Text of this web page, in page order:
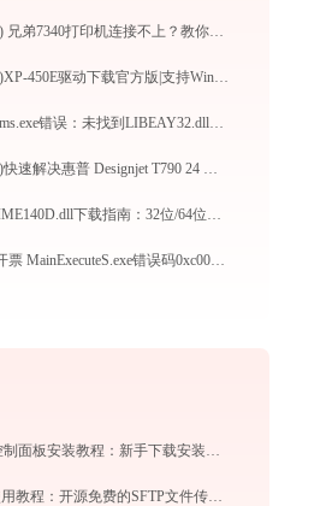
(2026最新) 兄弟7340打印机连接不上？教你快速解决 - 金山毒霸
(2025最新)XP-450E驱动下载官方版|支持Win10/Win11
SmartAlbums.exe错误：未找到LIBEAY32.dll如何修复？
(2026最新)快速解决惠普 Designjet T790 24 英寸 PostScript ePrinter (CR648A)打印机驱动安装问题，这篇文章告诉你方法
VCRUNTIME140D.dll下载指南：32位/64位系统官方免费解决方案
税控发票开票 MainExecuteS.exe错误码0xc000000d处理办法
NVIDIA控制面板安装教程：新手下载安装完整指南
WinSCP使用教程：开源免费的SFTP文件传输工具，运维必备远程管理利器